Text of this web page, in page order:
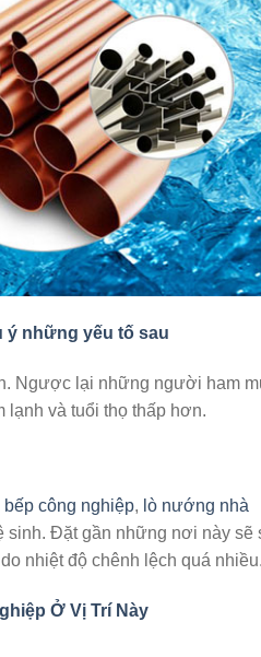
ý những yếu tố sau
Ngược lại những người ham
lạnh và tuổi thọ thấp hơn.
bếp công nghiệp, lò nướng nhà
sinh. Đặt gần những nơi này sẽ
nhiệt độ chênh lệch quá
Ở Vị Trí Này